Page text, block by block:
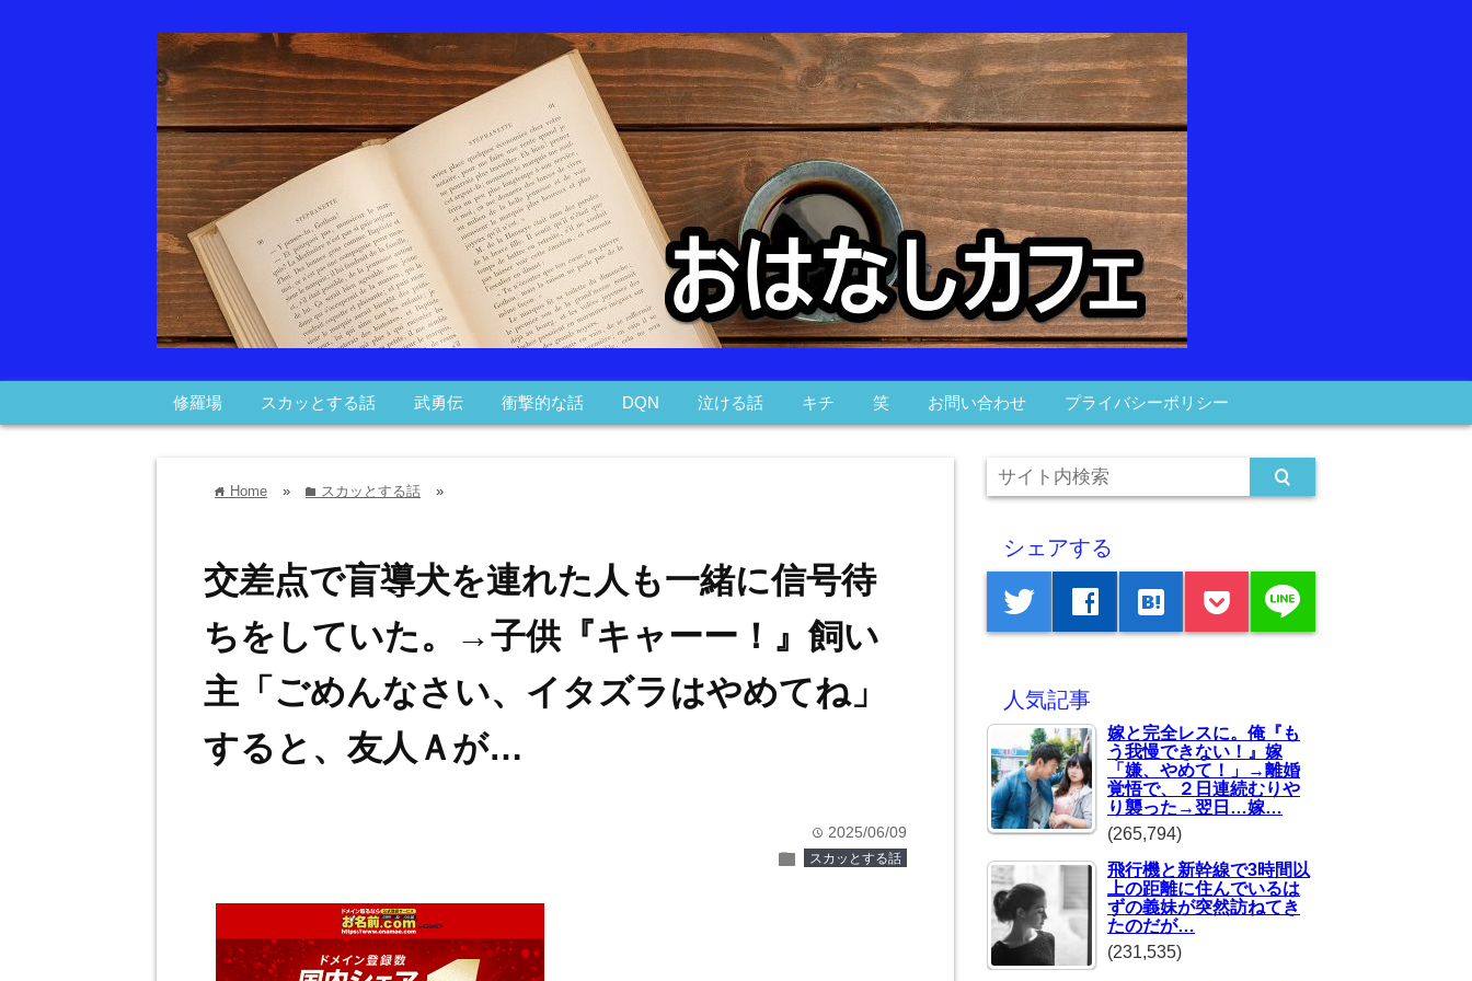
修羅場 スカッとする話 武勇伝 衝撃的な話 DQN 泣ける話 キチ 笑 お問い合わせ プライバシーポリシー
home Home » folder スカッとする話 »
交差点で盲導犬を連れた人も一緒に信号待
ちをしていた。→子供『キャーー！』飼い
主「ごめんなさい、イタズラはやめてね」
すると、友人Ａが…
time 2025/06/09
folder スカッとする話
シェアする
twitter facebook hatenabookmark line
人気記事
嫁と完全レスに。俺『も
う我慢できない！』嫁
「嫌、やめて！」→離婚
覚悟で、２日連続むりや
り襲った→翌日…嫁…
(265,794)
飛行機と新幹線で3時間以
上の距離に住んでいるは
ずの義妹が突然訪ねてき
たのだが…
(231,535)